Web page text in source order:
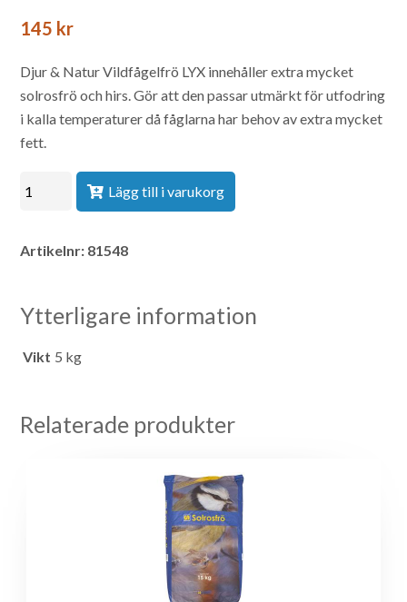
145 kr
Djur & Natur Vildfågelfrö LYX innehåller extra mycket
solrosfrö och hirs. Gör att den passar utmärkt för utfodring
i kalla temperaturer då fåglarna har behov av extra mycket
fett.
Lägg till i varukorg
Artikelnr: 81548
Ytterligare information
Vikt 5 kg
Relaterade produkter